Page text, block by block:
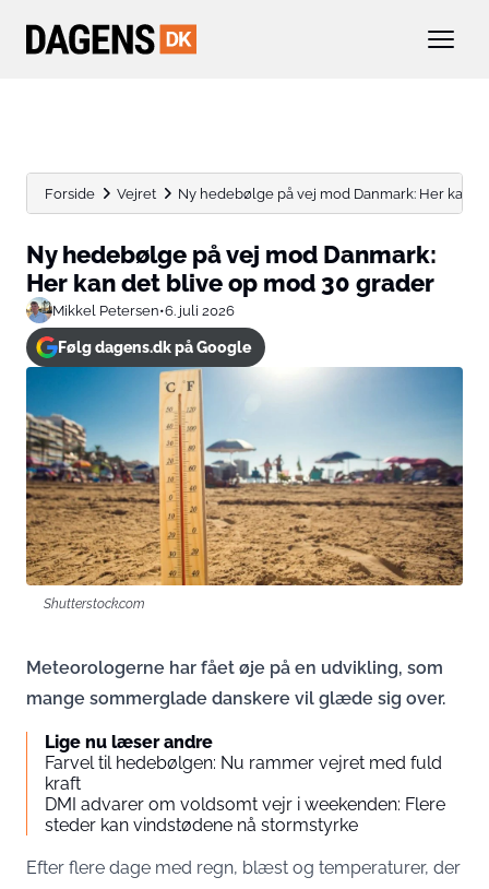
Forside Vejret Ny hedebølge på vej mod Danmark: Her kan
Ny hedebølge på vej mod Danmark:
Her kan det blive op mod 30 grader
Mikkel Petersen•6. juli 2026
Følg dagens.dk på Google
Shutterstock.com
Meteorologerne har fået øje på en udvikling, som
mange sommerglade danskere vil glæde sig over.
Lige nu læser andre
Farvel til hedebølgen: Nu rammer vejret med fuld
kraft
DMI advarer om voldsomt vejr i weekenden: Flere
steder kan vindstødene nå stormstyrke
Efter flere dage med regn, blæst og temperaturer, der